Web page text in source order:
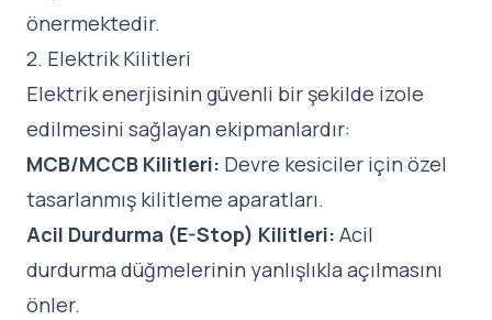
önermektedir.
2. Elektrik Kilitleri
Elektrik enerjisinin güvenli bir şekilde izole
edilmesini sağlayan ekipmanlardır:
MCB/MCCB Kilitleri: Devre kesiciler için özel
tasarlanmış kilitleme aparatları.
Acil Durdurma (E-Stop) Kilitleri: Acil
durdurma düğmelerinin yanlışlıkla açılmasını
önler.